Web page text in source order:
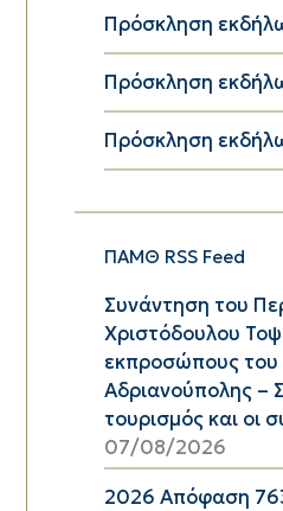
Πρόσκληση
Πρόσκληση
Πρόσκληση
ΠΑΜΘ RSS Feed
Συνάντηση του
Χριστόδουλου
εκπροσώπους του
Αδριανούπολης –
τουρισμός και οι
07/08/2026
2026 Απόφαση